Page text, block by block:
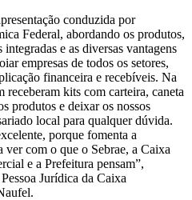
conduzida por
Federal, abordando os produtos,
e as diversas vantagens
empresas de todos os setores,
financeira e recebíveis. Na
receberam kits com carteira, caneta
produtos e deixar os nossos
local para qualquer dúvida.
porque fomenta a
ver com o que o Sebrae, a Caixa
e a Prefeitura pensam”,
Jurídica da Caixa